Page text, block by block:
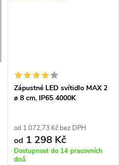
Zápustné LED svítidlo MAX 2
ø 8 cm, IP65 4000K
od 1 072,73 Kč bez DPH
od 1 298 Kč
Dostupnost do 14 pracovních
dnů